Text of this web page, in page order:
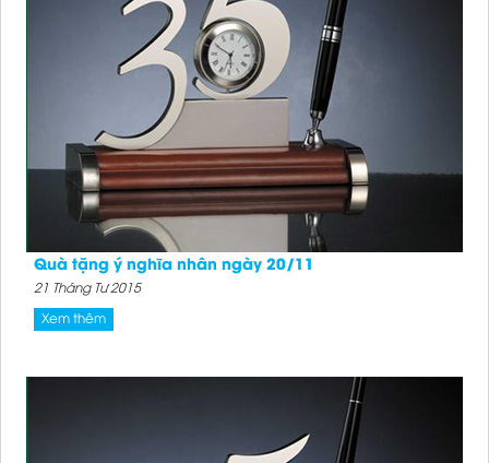
Quà tặng ý nghĩa nhân ngày 20/11
21 Tháng Tư 2015
Xem thêm